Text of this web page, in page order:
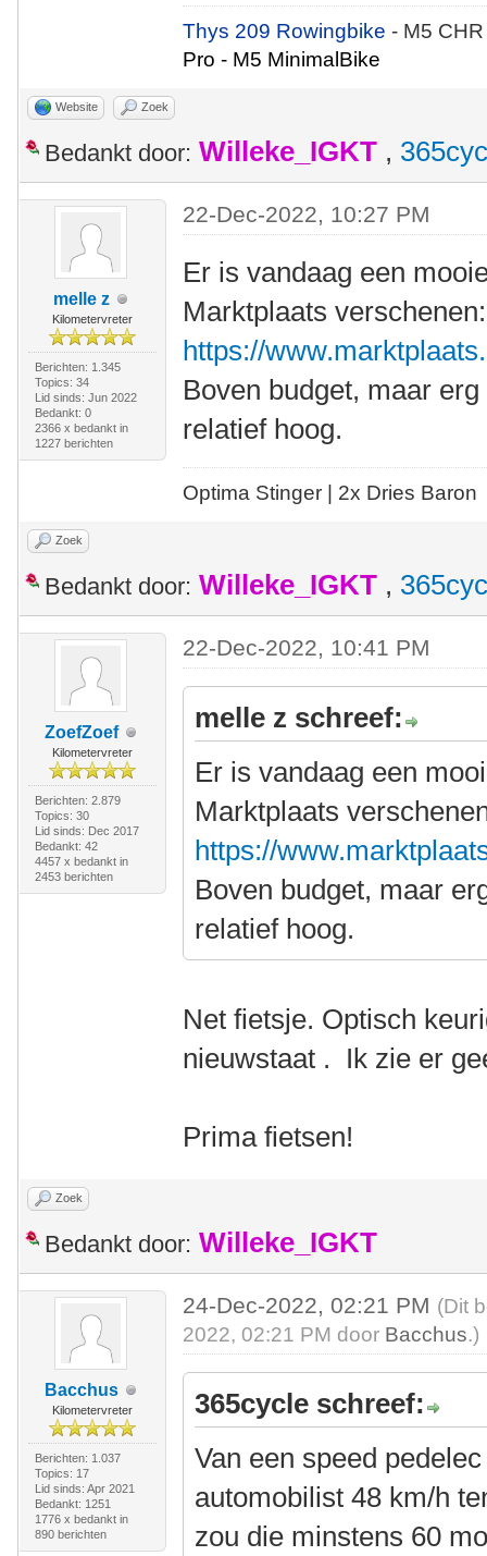
Thys 209 Rowingbike- M5
Pro - M5 MinimalBike
Website Zoek
Bedankt door: Willeke_IGKT ,
melle z
Kilometervreter
Berichten: 1.345
Topics: 34
Lid sinds: Jun 2022
Bedankt: 0
2366 x bedankt in
1227 berichten
22-Dec-2022, 10:27 PM
Er is vandaag een
Marktplaats verschenen:
https://
Boven budget, maar
relatief hoog.
Optima Stinger | 2x Dries Baron
Zoek
Bedankt door: Willeke_IGKT ,
ZoefZoef
Kilometervreter
Berichten: 2.879
Topics: 30
Lid sinds: Dec 2017
Bedankt: 42
4457 x bedankt in
2453 berichten
22-Dec-2022, 10:41 PM
melle z schreef:
Er is vandaag een
Marktplaats
https://
Boven budget, maar
relatief hoog.
Net fietsje. Optisch
nieuwstaat . Ik zie er
Prima fietsen!
Zoek
Bedankt door: Willeke_IGKT
Bacchus
Kilometervreter
Berichten: 1.037
Topics: 17
Lid sinds: Apr 2021
Bedankt: 1251
1776 x bedankt in
890 berichten
24-Dec-2022, 02:21 PM (Dit
2022, 02:21 PM door Bacchus.)
365cycle schreef:
Van een speed
automobilist 48 km/h
zou die minstens 60